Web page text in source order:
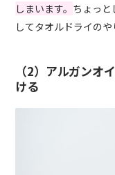
しまいます。 ちょっと
してタオルドライの
（2）アルガンオ
ける